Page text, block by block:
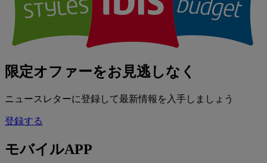
限定オファーをお見逃しなく
ニュースレターに登録して最新情報を入手しましょう
登録する
モバイルAPP